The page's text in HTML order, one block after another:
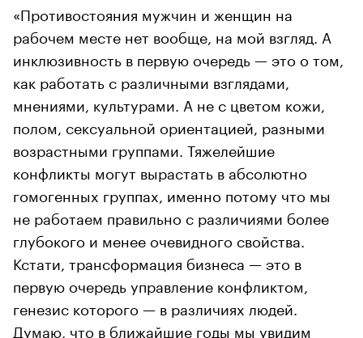
«Противостояния мужчин и женщин на
рабочем месте нет вообще, на мой взгляд. А
инклюзивность в первую очередь — это о том,
как работать с различными взглядами,
мнениями, культурами. А не с цветом кожи,
полом, сексуальной ориентацией, разными
возрастными группами. Тяжелейшие
конфликты могут вырастать в абсолютно
гомогенных группах, именно потому что мы
не работаем правильно с различиями более
глубокого и менее очевидного свойства.
Кстати, трансформация бизнеса — это в
первую очередь управление конфликтом,
генезис которого — в различиях людей.
Думаю, что в ближайшие годы мы увидим